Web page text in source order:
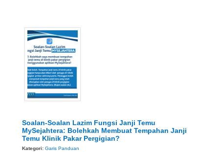
Soalan-Soalan Lazim Fungsi Janji Temu
MySejahtera: Bolehkah Membuat Tempahan Janji
Temu Klinik Pakar Pergigian?
Kategori: Garis Panduan